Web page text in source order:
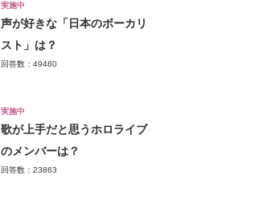
実施中
声が好きな「日本のボーカリ
スト」は？
回答数：49480
実施中
歌が上手だと思うホロライブ
のメンバーは？
回答数：23863